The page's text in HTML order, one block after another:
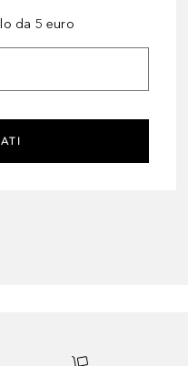
da 5 euro